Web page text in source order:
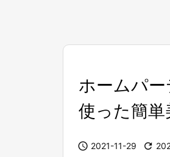
ホームパ
使った簡
 2021-11-29 